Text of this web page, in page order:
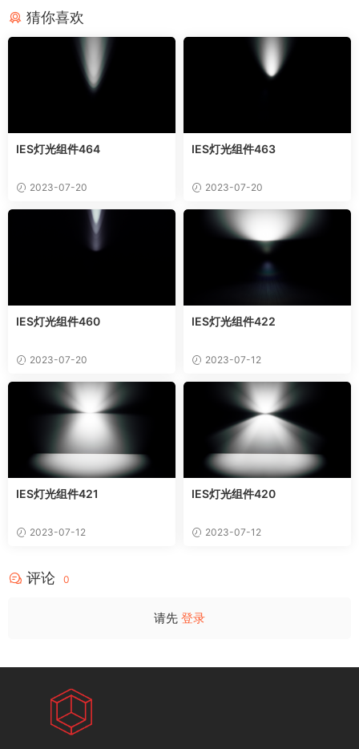
猜你喜欢
IES灯光组件464
2023-07-20
IES灯光组件463
2023-07-20
IES灯光组件460
2023-07-20
IES灯光组件422
2023-07-12
IES灯光组件421
2023-07-12
IES灯光组件420
2023-07-12
评论 0
请先 登录